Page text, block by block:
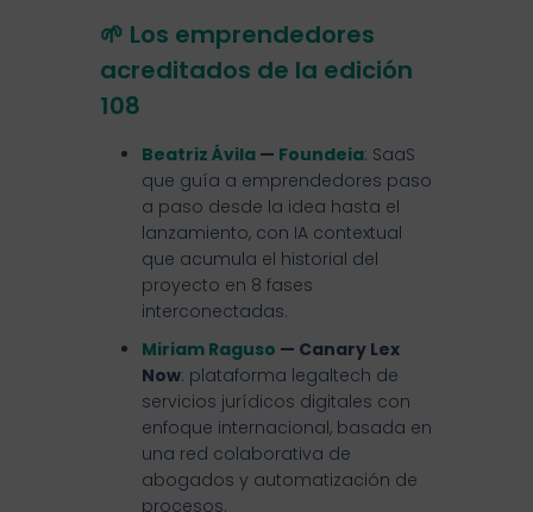
🌱 Los emprendedores
acreditados de la edición
108
Beatriz Ávila — Foundeia: SaaS
que guía a emprendedores paso
a paso desde la idea hasta el
lanzamiento, con IA contextual
que acumula el historial del
proyecto en 8 fases
interconectadas.
Miriam Raguso — Canary Lex
Now: plataforma legaltech de
servicios jurídicos digitales con
enfoque internacional, basada en
una red colaborativa de
abogados y automatización de
procesos.